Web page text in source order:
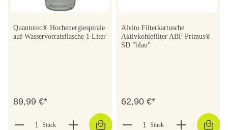
Quantotec® Hochenergiespirale
auf Wasservorratsflasche 1 Liter
89,99 €*
Stück
Alvito Filterkartusche
Aktivkohlefilter ABF Primus®
SD "blau"
62,90 €*
Stück